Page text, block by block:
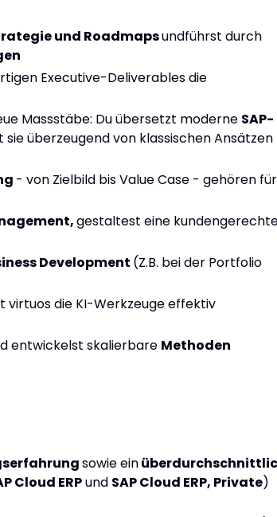
und Roadmapsundführst durch
Executive-Deliverables die
Massstäbe: Du übersetzt moderne SAP-
überzeugend von klassischen Ansätzen
- von Zielbild bis Value Case - gehören für
gestaltest eine
Development (Z.B. bei der Portfolio
virtuos die KI-Werkzeuge effektiv
entwickelst skalierbare Methoden
sowie ein
Cloud ERPund SAP Cloud ERP, Private)